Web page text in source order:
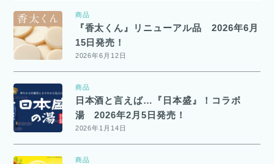
商品
『香太くん』リニューアル品 2026年6月
15日発売！
2026年6月12日
商品
日本酒と言えば…『日本盛』！コラボ
湯 2026年2月5日発売！
2026年1月14日
商品